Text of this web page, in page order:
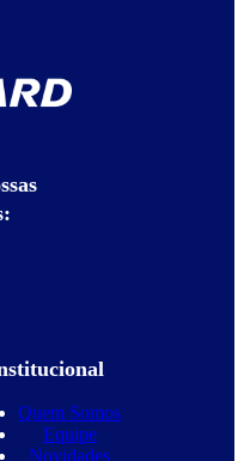
Quem Somos
Equipe
Novidades